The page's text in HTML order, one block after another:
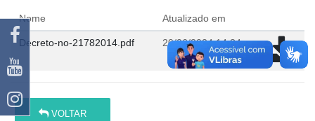
Nome Atualizado em
Decreto-no-21782014.pdf 20/06/2024 14:34
VOLTAR